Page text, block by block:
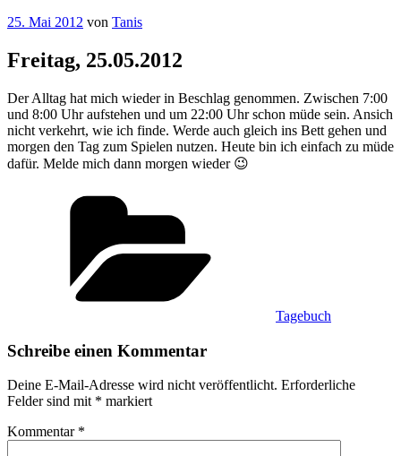
Veröffentlicht
25. Mai 2012 von Tanis
Freitag, 25.05.2012
Der Alltag hat mich wieder in Beschlag genommen. Zwischen 7:00
und 8:00 Uhr aufstehen und um 22:00 Uhr schon müde sein. Ansich
nicht verkehrt, wie ich finde. Werde auch gleich ins Bett gehen und
morgen den Tag zum Spielen nutzen. Heute bin ich einfach zu müde
dafür. Melde mich dann morgen wieder 😉
Tagebuch
Schreibe einen Kommentar
Deine E-Mail-Adresse wird nicht veröffentlicht. Erforderliche
Felder sind mit * markiert
Kommentar *